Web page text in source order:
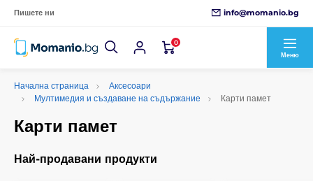
Пишете ни info@momanio.bg
0
Меню
Начална страница
Аксесоари
Мултимедия и създаване на съдържание
Карти памет
Карти памет
Най-продавани продукти